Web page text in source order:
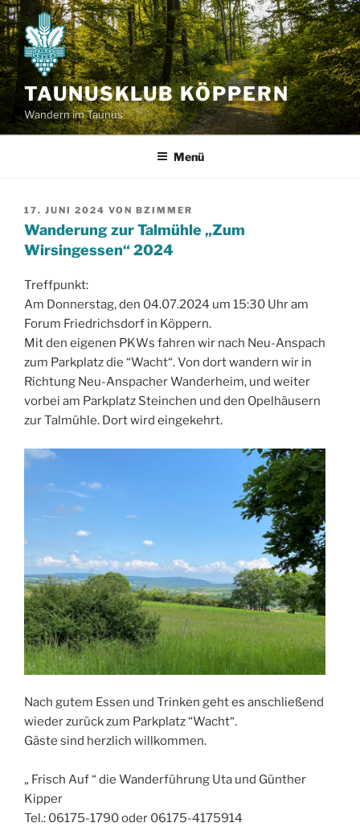
Zum
Inhalt
springen
TAUNUSKLUB KÖPPERN
Wandern im Taunus
Menü
VERÖFFENTLICHT
AM
17. JUNI 2024 VON BZIMMER
Wanderung zur Talmühle „Zum
Wirsingessen“ 2024
Treffpunkt:
Am Donnerstag, den 04.07.2024 um 15:30 Uhr am
Forum Friedrichsdorf in Köppern.
Mit den eigenen PKWs fahren wir nach Neu-Anspach
zum Parkplatz die “Wacht“. Von dort wandern wir in
Richtung Neu-Anspacher Wanderheim, und weiter
vorbei am Parkplatz Steinchen und den Opelhäusern
zur Talmühle. Dort wird eingekehrt.
Nach gutem Essen und Trinken geht es anschließend
wieder zurück zum Parkplatz “Wacht“.
Gäste sind herzlich willkommen.
„ Frisch Auf “ die Wanderführung Uta und Günther
Kipper
Tel.: 06175-1790 oder 06175-4175914